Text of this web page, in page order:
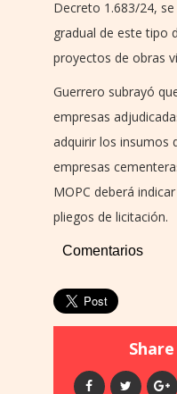
Decreto 1.683/24,
gradual de este tipo
proyectos de obras
Guerrero subrayó
empresas
adquirir los insumos
empresas
MOPC deberá
pliegos de licitación.
Comentarios